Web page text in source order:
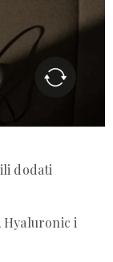
dodati
i